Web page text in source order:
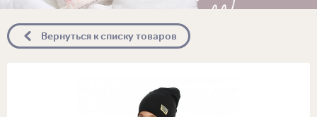
Вернуться к списку товаров